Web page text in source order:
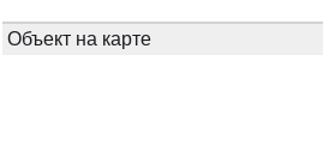
Объект на карте